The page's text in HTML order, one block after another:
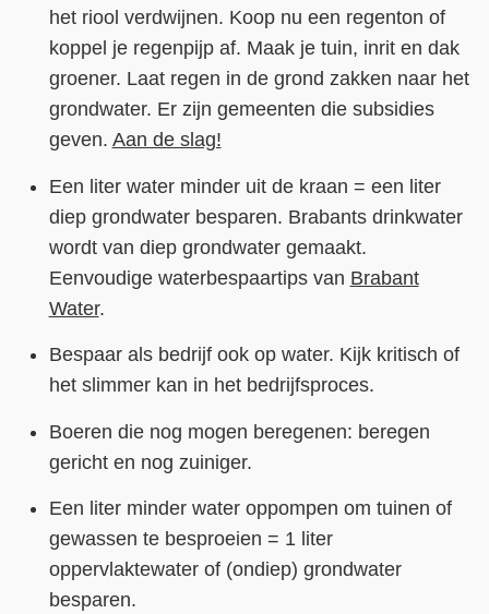
het riool verdwijnen. Koop nu een regenton of
koppel je regenpijp af. Maak je tuin, inrit en dak
groener. Laat regen in de grond zakken naar het
grondwater. Er zijn gemeenten die subsidies
geven. Aan de slag!
Een liter water minder uit de kraan = een liter
diep grondwater besparen. Brabants drinkwater
wordt van diep grondwater gemaakt.
Eenvoudige waterbespaartips van Brabant
Water.
Bespaar als bedrijf ook op water. Kijk kritisch of
het slimmer kan in het bedrijfsproces.
Boeren die nog mogen beregenen: beregen
gericht en nog zuiniger.
Een liter minder water oppompen om tuinen of
gewassen te besproeien = 1 liter
oppervlaktewater of (ondiep) grondwater
besparen.